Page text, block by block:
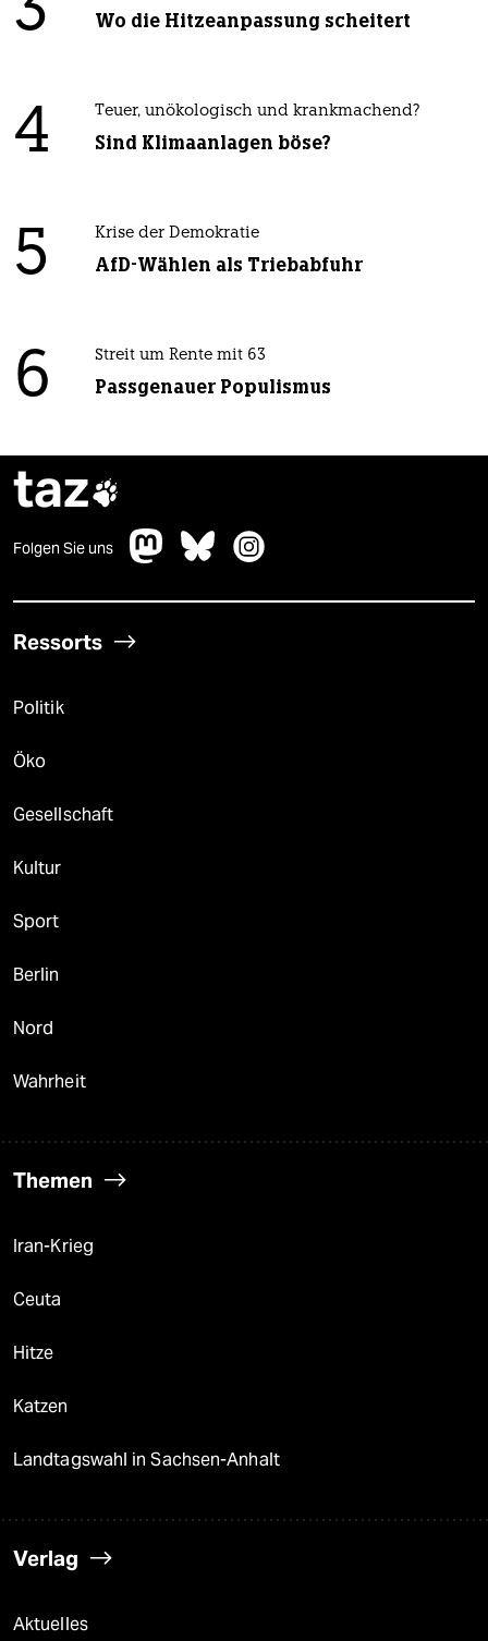
Wo die Hitzeanpassung scheitert
4 Teuer, unökologisch und krankmachend?
Sind Klimaanlagen böse?
5 Krise der Demokratie
AfD-Wählen als Triebabfuhr
6 Streit um Rente mit 63
Passgenauer Populismus
taz
Folgen Sie uns
Ressorts
Politik
Öko
Gesellschaft
Kultur
Sport
Berlin
Nord
Wahrheit
Themen
Iran-Krieg
Ceuta
Hitze
Katzen
Landtagswahl in Sachsen-Anhalt
Verlag
Aktuelles